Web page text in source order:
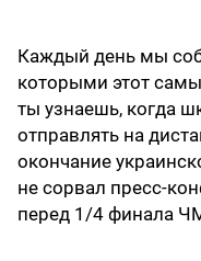
Каждый день мы
которыми этот
ты узнаешь, когда
отправлять на
окончание
не сорвал пресс-
перед 1/4 финала